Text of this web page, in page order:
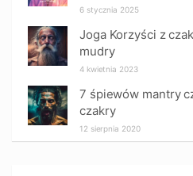
6 stycznia 2025
Joga Korzyści z
mudry
4 kwietnia 2023
7 śpiewów mantry
czakry
12 sierpnia 2020